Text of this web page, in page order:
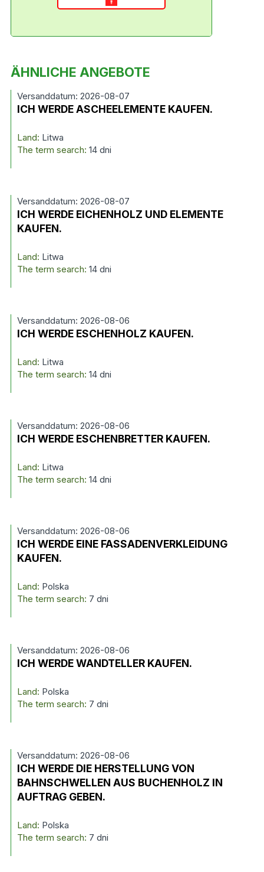
ÄHNLICHE ANGEBOTE
Versanddatum: 2026-08-07
ICH WERDE ASCHEELEMENTE KAUFEN.
Land: Litwa
The term search: 14 dni
Versanddatum: 2026-08-07
ICH WERDE EICHENHOLZ UND ELEMENTE
KAUFEN.
Land: Litwa
The term search: 14 dni
Versanddatum: 2026-08-06
ICH WERDE ESCHENHOLZ KAUFEN.
Land: Litwa
The term search: 14 dni
Versanddatum: 2026-08-06
ICH WERDE ESCHENBRETTER KAUFEN.
Land: Litwa
The term search: 14 dni
Versanddatum: 2026-08-06
ICH WERDE EINE FASSADENVERKLEIDUNG
KAUFEN.
Land: Polska
The term search: 7 dni
Versanddatum: 2026-08-06
ICH WERDE WANDTELLER KAUFEN.
Land: Polska
The term search: 7 dni
Versanddatum: 2026-08-06
ICH WERDE DIE HERSTELLUNG VON
BAHNSCHWELLEN AUS BUCHENHOLZ IN
AUFTRAG GEBEN.
Land: Polska
The term search: 7 dni